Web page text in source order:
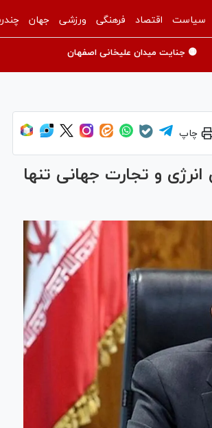
سیاست اقتصاد فرهنگی ورزشی جهان
🟡 جنایت میدان علیخانی اصفهان
چاپ
و تجارت جهانی تنها